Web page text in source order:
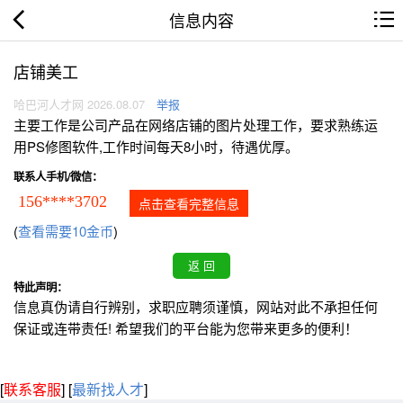
信息内容
店铺美工
哈巴河人才网 2026.08.07 举报
主要工作是公司产品在网络店铺的图片处理工作，要求熟练运
用PS修图软件,工作时间每天8小时，待遇优厚。
联系人手机/微信：
156****3702 点击查看完整信息
(查看需要10金币)
特此声明：
信息真伪请自行辨别，求职应聘须谨慎，网站对此不承担任何
保证或连带责任! 希望我们的平台能为您带来更多的便利！
[联系客服] [最新找人才]